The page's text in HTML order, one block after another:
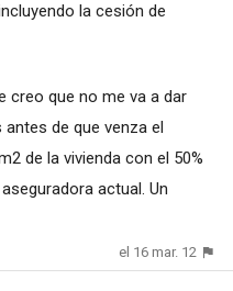
la cesión de
creo que no me va a dar
de que venza el
de la vivienda con el 50%
actual. Un
el 16 mar. 12